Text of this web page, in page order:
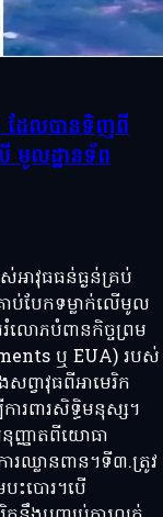
ដែលបានទិញពី
មូលដ្ឋានទ័ព
អាវុធធន់ធ្ងន់គ្រប់
ប់បែកទម្លាក់លើមូល
រំលោភបំពានកិច្ចព្រម
ឬ EUA) របស់
ព្វាវុធពីអាមេរិក
ារពារសិទ្ធិមនុស្ស។
ញ្ញាតពីយោធា
រឈ្លានពាន។ទី៣.ត្រូវ
បះបោរ។បើ